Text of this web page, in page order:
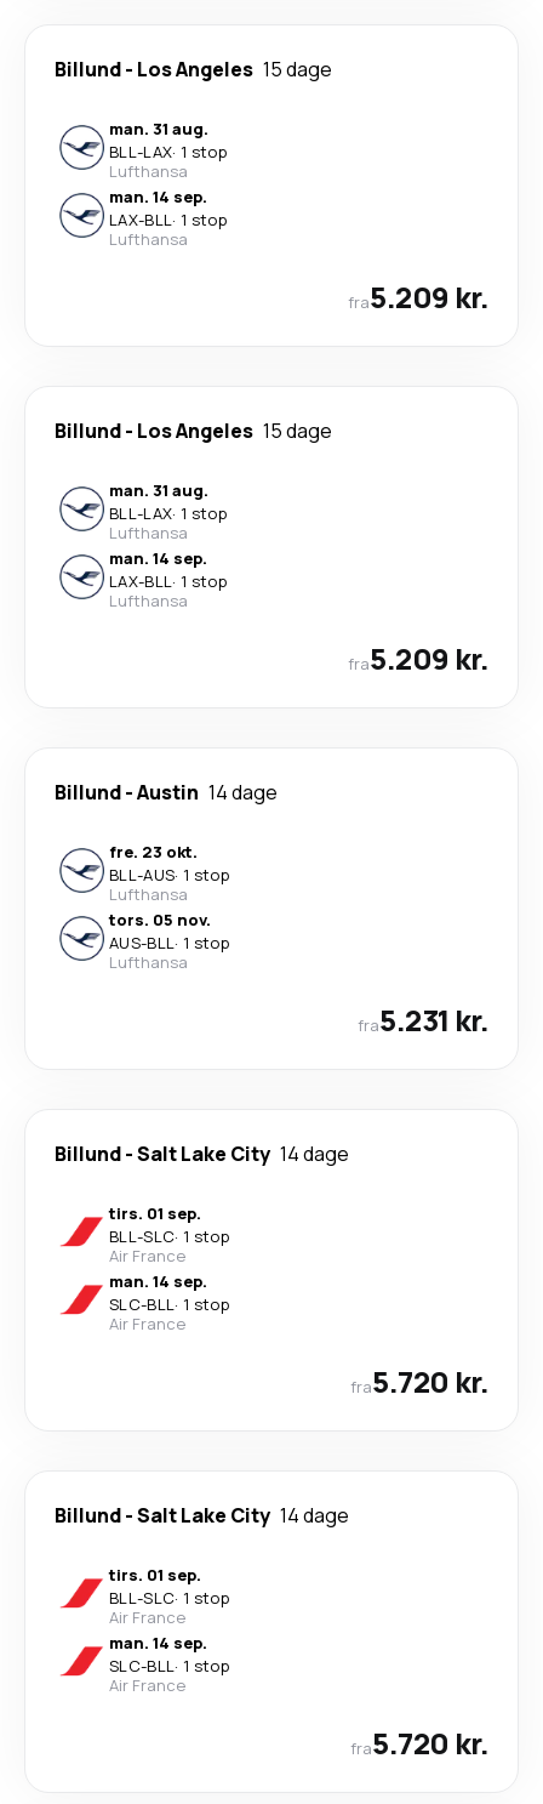
Billund- Los Angeles 15 dage
man. 31 aug.
BLL-LAX· 1 stop
Lufthansa
man. 14 sep.
LAX-BLL· 1 stop
Lufthansa
fra5.209 kr.
Billund- Los Angeles 15 dage
man. 31 aug.
BLL-LAX· 1 stop
Lufthansa
man. 14 sep.
LAX-BLL· 1 stop
Lufthansa
fra5.209 kr.
Billund-Austin 14 dage
fre. 23 okt.
BLL-AUS· 1 stop
Lufthansa
tors. 05 nov.
AUS-BLL· 1 stop
Lufthansa
fra5.231 kr.
Billund-Salt Lake City 14 dage
tirs. 01 sep.
BLL-SLC· 1 stop
Air France
man. 14 sep.
SLC-BLL· 1 stop
Air France
fra5.720 kr.
Billund-Salt Lake City 14 dage
tirs. 01 sep.
BLL-SLC· 1 stop
Air France
man. 14 sep.
SLC-BLL· 1 stop
Air France
fra5.720 kr.